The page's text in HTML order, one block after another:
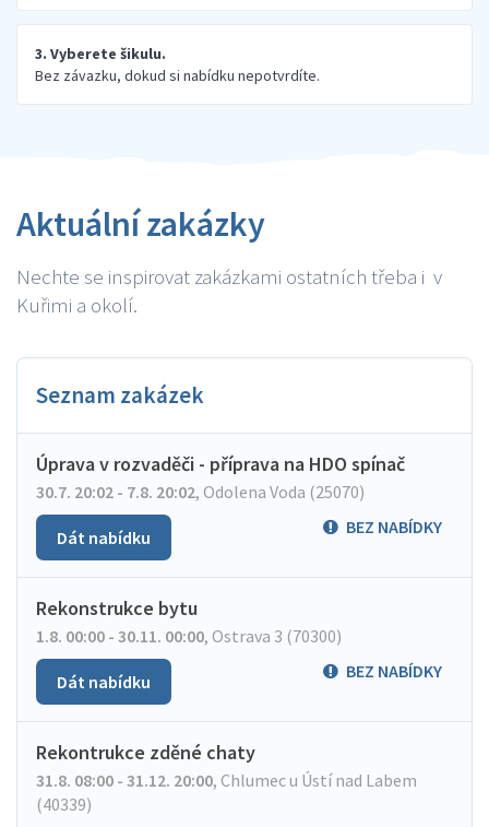
3. Vyberete šikulu.
Bez závazku, dokud si nabídku nepotvrdíte.
Aktuální zakázky
Nechte se inspirovat zakázkami ostatních třeba i v
Kuřimi a okolí.
Seznam zakázek
Úprava v rozvaděči - příprava na HDO spínač
30.7. 20:02 - 7.8. 20:02, Odolena Voda (25070)
BEZ NABÍDKY
Dát nabídku
Rekonstrukce bytu
1.8. 00:00 - 30.11. 00:00, Ostrava 3 (70300)
BEZ NABÍDKY
Dát nabídku
Rekontrukce zděné chaty
31.8. 08:00 - 31.12. 20:00, Chlumec u Ústí nad Labem
(40339)